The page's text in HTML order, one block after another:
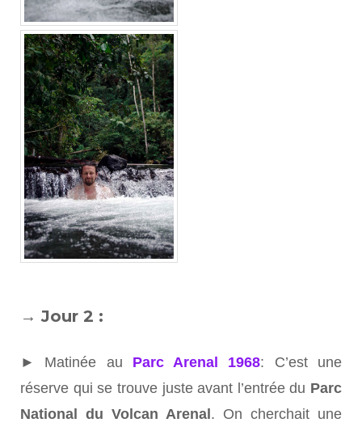
→ Jour 2 :
► Matinée au Parc Arenal 1968: C’est une
réserve qui se trouve juste avant l’entrée du Parc
National du Volcan Arenal . On cherchait une